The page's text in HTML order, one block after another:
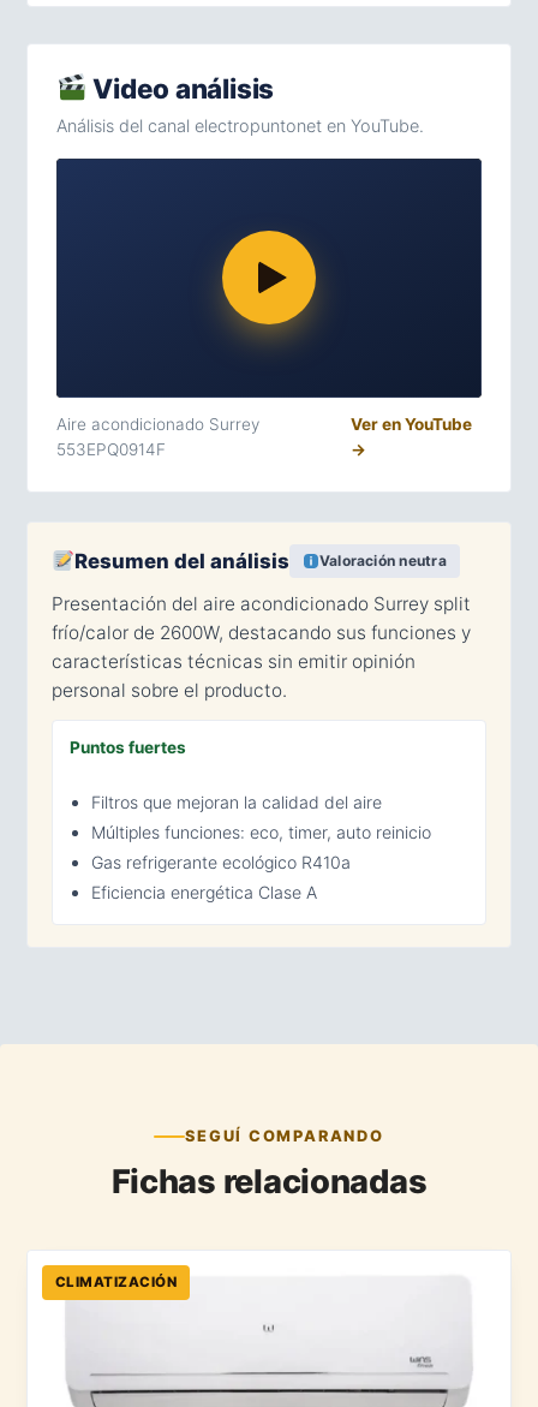
Video análisis
Análisis del canal electropuntonet en YouTube.
Aire acondicionado Surrey
553EPQ0914F
Ver en YouTube
→
Resumen del análisis Valoración neutra
Presentación del aire acondicionado Surrey split
frío/calor de 2600W, destacando sus funciones y
características técnicas sin emitir opinión
personal sobre el producto.
Puntos fuertes
Filtros que mejoran la calidad del aire
Múltiples funciones: eco, timer, auto reinicio
Gas refrigerante ecológico R410a
Eficiencia energética Clase A
SEGUÍ COMPARANDO
Fichas relacionadas
CLIMATIZACIÓN